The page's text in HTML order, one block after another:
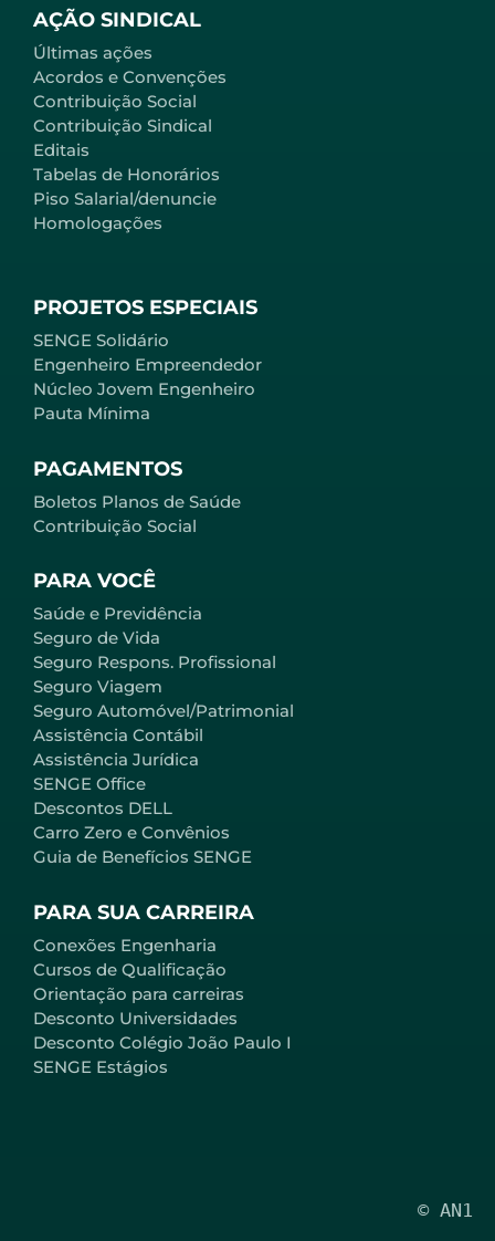
PARA VOCÊ
Saúde e Previdência
Seguro de Vida
Seguro Respons. Profissional
Seguro Viagem
Seguro Automóvel/Patrimonial
Assistência Contábil
Assistência Jurídica
SENGE Office
Descontos DELL
Carro Zero e Convênios
Guia de Benefícios SENGE
PARA SUA CARREIRA
Conexões Engenharia
Cursos de Qualificação
Orientação para carreiras
Desconto Universidades
Desconto Colégio João Paulo I
SENGE Estágios
AÇÃO SINDICAL
Últimas ações
Acordos e Convenções
Contribuição Social
Contribuição Sindical
Editais
Tabelas de Honorários
Piso Salarial/denuncie
Homologações
PROJETOS ESPECIAIS
SENGE Solidário
Engenheiro Empreendedor
Núcleo Jovem Engenheiro
Pauta Mínima
PAGAMENTOS
Boletos Planos de Saúde
Contribuição Social
© AN1